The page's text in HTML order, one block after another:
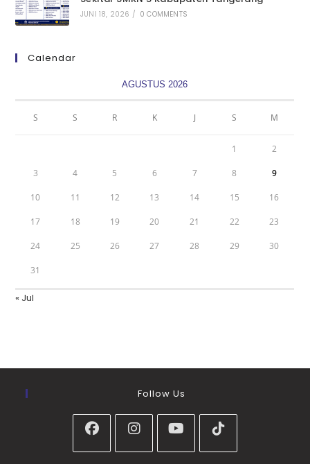
JUNI 18, 2026 / 0 COMMENTS
Calendar
AGUSTUS 2026
S S R K J S M
1 2
3 4 5 6 7 8 9
10 11 12 13 14 15 16
17 18 19 20 21 22 23
24 25 26 27 28 29 30
31
« Jul
Follow Us